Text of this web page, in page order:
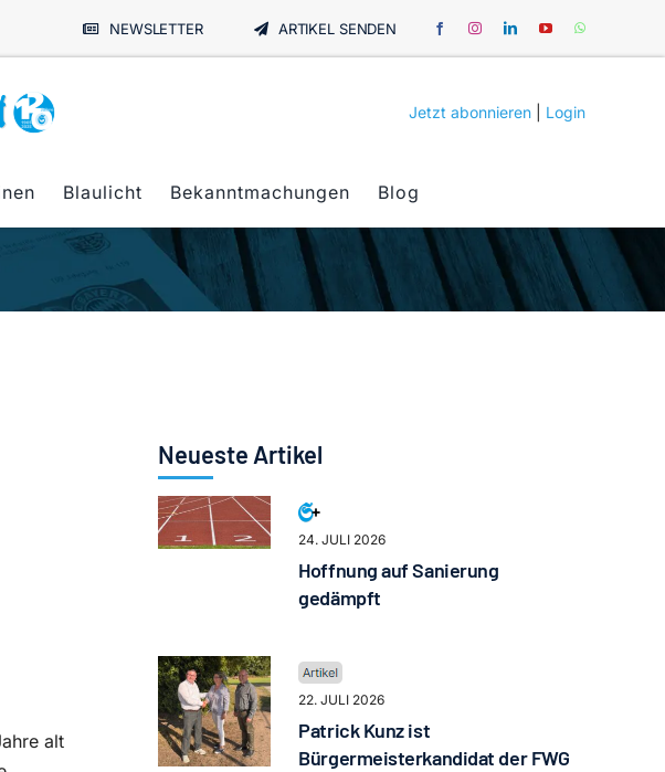
NEWSLETTER ARTIKEL SENDEN
Jetzt abonnieren Login
Blaulicht Bekanntmachungen Blog
alt
Neueste Artikel
24. JULI 2026
Hoffnung auf Sanierung
gedämpft
22. JULI 2026
Patrick Kunz ist
Bürgermeisterkandidat der FWG